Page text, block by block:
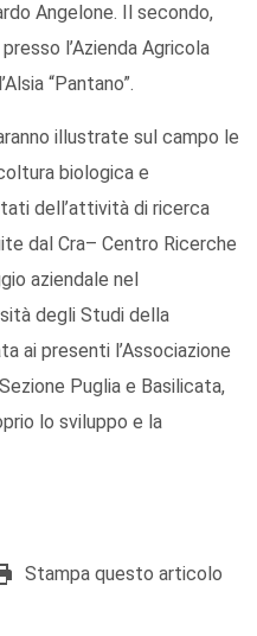
Angelone. Il secondo,
l’Azienda Agricola
“Pantano”.
illustrate sul campo le
biologica e
dell’attività di ricerca
dal Cra– Centro Ricerche
aziendale nel
degli Studi della
ai presenti l’Associazione
Puglia e Basilicata,
lo sviluppo e la
Stampa questo articolo